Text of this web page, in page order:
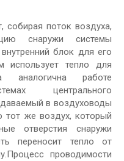
собирая поток воздуха,
снаружи системы
блок для его
использует тепло для
аналогична работе
центрального
в воздуховоды
тот же воздух, который
отверстия снаружи
переносит тепло от
проводимости